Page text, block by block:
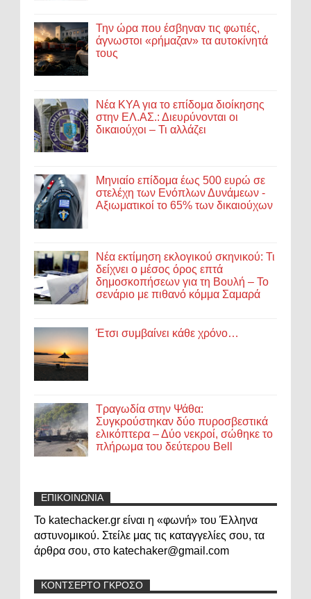
Την ώρα που έσβηναν τις φωτιές,
άγνωστοι «ρήμαζαν» τα αυτοκίνητά
τους
Νέα ΚΥΑ για το επίδομα διοίκησης
στην ΕΛ.ΑΣ.: Διευρύνονται οι
δικαιούχοι – Τι αλλάζει
Μηνιαίο επίδομα έως 500 ευρώ σε
στελέχη των Ενόπλων Δυνάμεων -
Αξιωματικοί το 65% των δικαιούχων
Νέα εκτίμηση εκλογικού σκηνικού: Τι
δείχνει ο μέσος όρος επτά
δημοσκοπήσεων για τη Βουλή – Το
σενάριο με πιθανό κόμμα Σαμαρά
Έτσι συμβαίνει κάθε χρόνο…
Τραγωδία στην Ψάθα:
Συγκρούστηκαν δύο πυροσβεστικά
ελικόπτερα – Δύο νεκροί, σώθηκε το
πλήρωμα του δεύτερου Bell
ΕΠΙΚΟΙΝΩΝΙΑ
Το katechacker.gr είναι η «φωνή» του Έλληνα
αστυνομικού. Στείλε μας τις καταγγελίες σου, τα
άρθρα σου, στο katechaker@gmail.com
ΚΟΝΤΣΕΡΤΟ ΓΚΡΟΣΟ